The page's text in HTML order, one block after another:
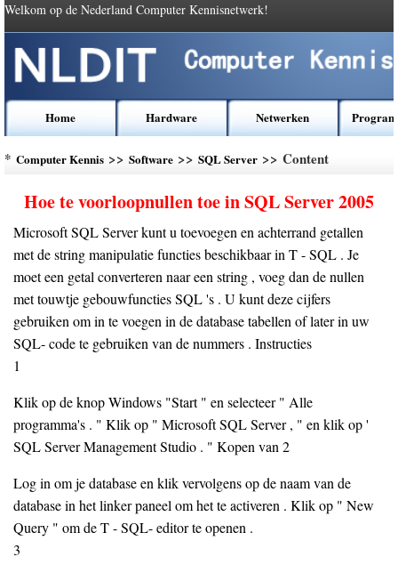
Welkom op de Nederland Computer Kennisnetwerk!
Home Hardware Netwerken
* Computer Kennis >> Software >> SQL Server >> Content
Hoe te voorloopnullen toe in SQL Server 2005
Microsoft SQL Server kunt u toevoegen en achterrand getallen
met de string manipulatie functies beschikbaar in T - SQL . Je
moet een getal converteren naar een string , voeg dan de nullen
met touwtje gebouwfuncties SQL 's . U kunt deze cijfers
gebruiken om in te voegen in de database tabellen of later in uw
SQL- code te gebruiken van de nummers . Instructies
1
Klik op de knop Windows "Start " en selecteer " Alle
programma's . " Klik op " Microsoft SQL Server , " en klik op '
SQL Server Management Studio . " Kopen van 2
Log in om je database en klik vervolgens op de naam van de
database in het linker paneel om het te activeren . Klik op " New
Query " om de T - SQL- editor te openen .
3